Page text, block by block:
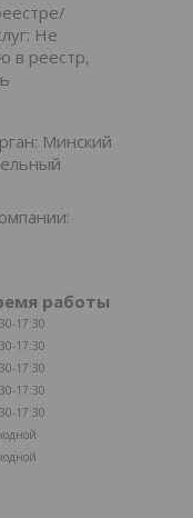
Не
в реестр,
Минский
работы
17:30
17:30
17:30
17:30
17:30